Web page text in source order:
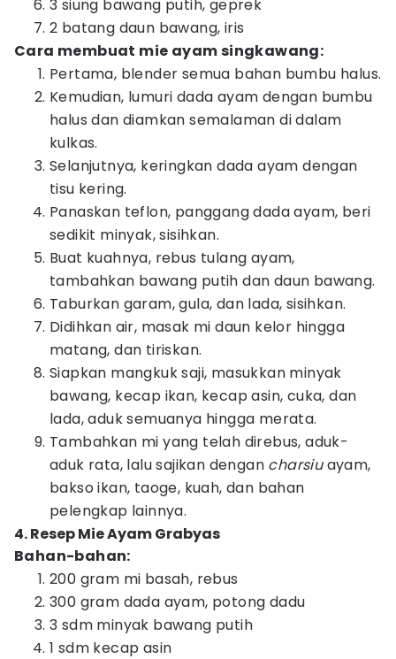
3 siung bawang putih, geprek
2 batang daun bawang, iris
Cara membuat mie ayam singkawang:
Pertama, blender semua bahan bumbu halus.
Kemudian, lumuri dada ayam dengan bumbu
halus dan diamkan semalaman di dalam
kulkas.
Selanjutnya, keringkan dada ayam dengan
tisu kering.
Panaskan teflon, panggang dada ayam, beri
sedikit minyak, sisihkan.
Buat kuahnya, rebus tulang ayam,
tambahkan bawang putih dan daun bawang.
Taburkan garam, gula, dan lada, sisihkan.
Didihkan air, masak mi daun kelor hingga
matang, dan tiriskan.
Siapkan mangkuk saji, masukkan minyak
bawang, kecap ikan, kecap asin, cuka, dan
lada, aduk semuanya hingga merata.
Tambahkan mi yang telah direbus, aduk-
aduk rata, lalu sajikan dengan charsiuayam,
bakso ikan, taoge, kuah, dan bahan
pelengkap lainnya.
4. Resep Mie Ayam Grabyas
Bahan-bahan:
200 gram mi basah, rebus
300 gram dada ayam, potong dadu
3 sdm minyak bawang putih
1 sdm kecap asin